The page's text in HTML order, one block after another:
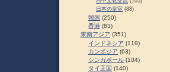
日本の皇室 (88)
韓国 (250)
香港 (83)
東南アジア (351)
インドネシア (119)
カンボジア (63)
シンガポール (104)
タイ王国 (140)